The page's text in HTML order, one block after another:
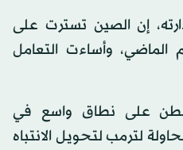
إن الصين تسترت على
الماضي، وأساءت التعامل
على نطاق واسع في
لترمب لتحويل الانتباه